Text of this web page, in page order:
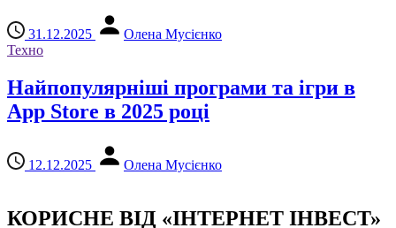
31.12.2025
Олена Мусієнко
Техно
Найпопулярніші програми та ігри в
App Store в 2025 році
12.12.2025 Олена Мусієнко
КОРИСНЕ ВІД «ІНТЕРНЕТ ІНВЕСТ»